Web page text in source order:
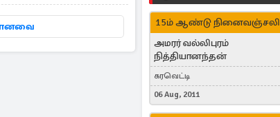
15ம் ஆண்டு நினைவஞ்சலி
அமரர் வல்லிபுரம்
நித்தியானந்தன்
கரவெட்டி
06 Aug, 2011